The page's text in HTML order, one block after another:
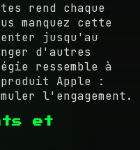
rend chaque
manquez cette
jusqu'au
d'autres
ressemble à
Apple :
l'engagement.
et